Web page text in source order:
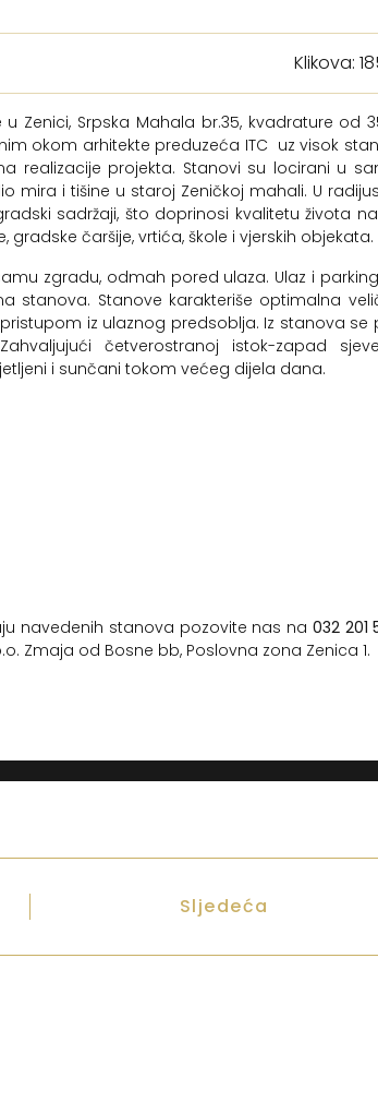
Klikova:
Zenici, Srpska Mahala br.35, kvadrature od
okom arhitekte preduzeća ITC uz visok
realizacije projekta. Stanovi su locirani u
mira i tišine u staroj Zeničkoj mahali. U
sadržaji, što doprinosi kvalitetu života
čaršije, vrtića, škole i vjerskih objekata.
zgradu, odmah pored ulaza. Ulaz i
stanova. Stanove karakteriše optimalna
iz ulaznog predsoblja. Iz stanova se
četverostranoj istok-zapad
i sunčani tokom većeg dijela dana.
navedenih stanova pozovite nas na 032 201
Zmaja od Bosne bb, Poslovna zona Zenica 1.
Sljedeća